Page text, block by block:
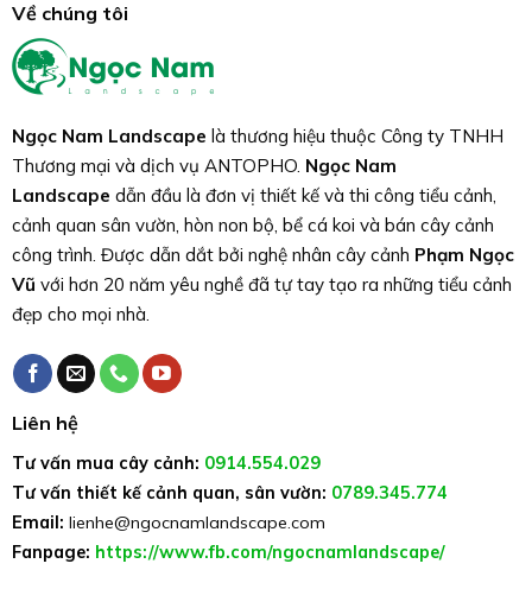
Về chúng tôi
Ngọc Nam Landscape là thương hiệu thuộc Công ty TNHH
Thương mại và dịch vụ ANTOPHO. Ngọc Nam
Landscape dẫn đầu là đơn vị thiết kế và thi công tiểu cảnh,
cảnh quan sân vườn, hòn non bộ, bể cá koi và bán cây cảnh
công trình. Được dẫn dắt bởi nghệ nhân cây cảnh Phạm Ngọc
Vũ với hơn 20 năm yêu nghề đã tự tay tạo ra những tiểu cảnh
đẹp cho mọi nhà.
Liên hệ
Tư vấn mua cây cảnh: 0914.554.029
Tư vấn thiết kế cảnh quan, sân vườn: 0789.345.774
Email: lienhe@ngocnamlandscape.com
Fanpage: https://www.fb.com/ngocnamlandscape/